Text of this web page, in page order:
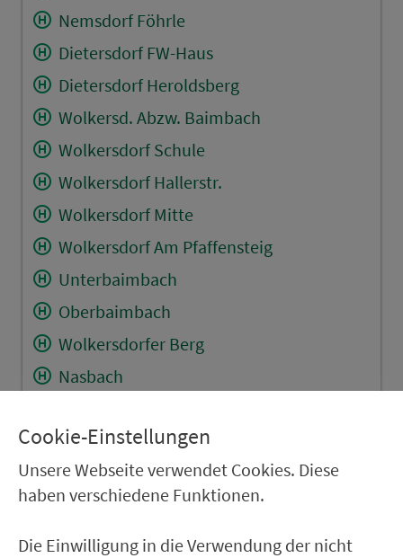
Nemsdorf Föhrle
Dietersdorf FW-Haus
Dietersdorf Heroldsberg
Wolkersd. Abzw. Baimbach
Wolkersdorf Schule
Wolkersdorf Hallerstr.
Wolkersdorf Mitte
Wolkersdorf Am Pfaffensteig
Unterbaimbach
Oberbaimbach
Wolkersdorfer Berg
Nasbach
Schwabach Nürnberger Str.
Schwabach Neutorstr.
Schwabach Schillerplatz
Schwabach Nördlinger S.
Cookie-Einstellungen
Unsere Webseite verwendet Cookies. Diese
haben verschiedene Funktionen.
Die Einwilligung in die Verwendung der nicht